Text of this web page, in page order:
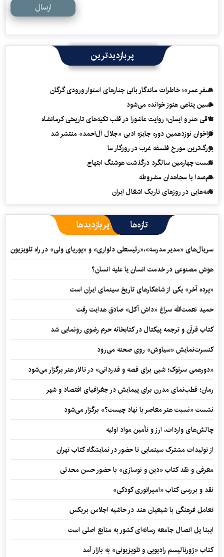
ارسال
پربازدیدترین
«سفرِ عمر»؛ خاطرات ماندگار بانی چنارهای استوار ورودی گرگان
حسین پناهی هنوز خوانده می‌شود
تلاقی هنر و ایمان؛ روایت عاشورا در قلب تکیه‌های تاریخی کرمانشاه
فراخوان نوزدهمین دوره جایزه ادبی «جلال آل‌احمد» منتشر شد
بزرگ‌ترین مورخ فلسفه غرب در روزگار ما
نشست چهارمین سالگرد درگذشت هوشنگ ابتهاج
هم‌صدا با مجاهدان مشروطه
نامه‌هایی در روزهای تاریک اشغال ایران
تازه‌ها پربازدیدها
سریال‌های «مدیر مدرسه»،«رئیسعلی دلواری» و «پوریای ولی» در راه تلویزیون
هوش مصنوعی در خدمت انسان یا علیه انسان؟
«پرده آخر» یکی از شاهکارهای تاریخ سینمای ایران است
حمید نعمت‌‏الله سراغ «داش آکل» صادق هدایت رفت
کتاب قرآن و ترجمه پیکتال در کتابخانه حرم رضوی رونمایی شد
کنسرت‌نمایش «سیاوش» روی صحنه می‌رود
«دورهمی سرتوک؛ شبی برای قصه و قدردانی» در تالار هنر برگزار می‌شود
رمان؛ قطب‌نمای مدرن برای پیمایش در جغرافیای اقتصاد و شهر
نشست «نسبت هنر معاصر با نهاد چیست؟» برگزار می‌شود
چالش‌های واردات، ارز و تأمین مواد اولیه
از تولیدات مشترک سینمایی تا حضور در نمایشگاه کتاب تهران
معرفی و نقد کتاب «دین و نوسازی» با حضور حسن محدثی
نقد و بررسی کتاب «امپراتوری کودکی»
تعامل فرهنگی با شیعیان هند در حاشیه اجلاس بریکس
ایبنا پل اتصال جامعه رسانه‌ای کشور به منابع اصلی است
کتاب «ژورنالیسم رادیویی و تلویزیونی» به بازار آمد